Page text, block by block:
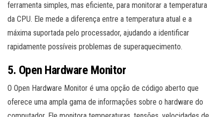
ferramenta simples, mas eficiente, para monitorar a temperatura
da CPU. Ele mede a diferença entre a temperatura atual e a
máxima suportada pelo processador, ajudando a identificar
rapidamente possíveis problemas de superaquecimento.
5. Open Hardware Monitor
O Open Hardware Monitor é uma opção de código aberto que
oferece uma ampla gama de informações sobre o hardware do